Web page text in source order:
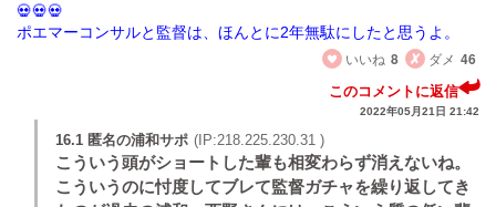
ポエマーコンサルと監督は、ほんとに2年無駄にしたと思うよ。
いいね 8 ダメ 46
このコメントに返信
2022年05月21日 21:42
16.1 匿名の浦和サポ (IP:218.225.230.31 )
こういう頭がショートした輩も相変わらず消えないね。
こういうのに忖度してブレて監督ガチャを繰り返してき